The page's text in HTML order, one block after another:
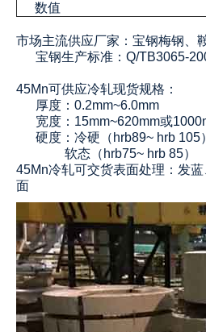
数值
市场主流供应厂家：宝钢梅钢、
宝钢生产标准：Q/TB3065-
45Mn可供应冷轧现货规格：
厚度：0.2mm~6.0mm
宽度：15mm~620mm或
硬度：冷硬（hrb89~ hrb 105）
软态（hrb75~ hrb 85）
45Mn冷轧可交货表面处理：发
面